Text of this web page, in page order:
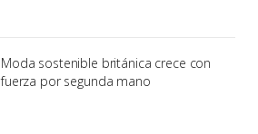
Moda sostenible británica crece con
fuerza por segunda mano